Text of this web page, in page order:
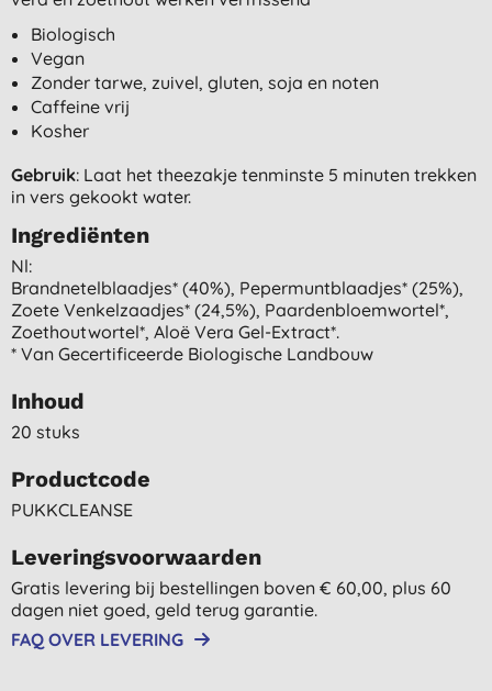
Biologisch
Vegan
Zonder tarwe, zuivel, gluten, soja en noten
Caffeine vrij
Kosher
Gebruik: Laat het theezakje tenminste 5 minuten trekken
in vers gekookt water.
Ingrediënten
Nl:
Brandnetelblaadjes* (40%), Pepermuntblaadjes* (25%),
Zoete Venkelzaadjes* (24,5%), Paardenbloemwortel*,
Zoethoutwortel*, Aloë Vera Gel-Extract*.
* Van Gecertificeerde Biologische Landbouw
Inhoud
20 stuks
Productcode
PUKKCLEANSE
Leveringsvoorwaarden
Gratis levering bij bestellingen boven € 60,00, plus 60
dagen niet goed, geld terug garantie.
FAQ OVER LEVERING